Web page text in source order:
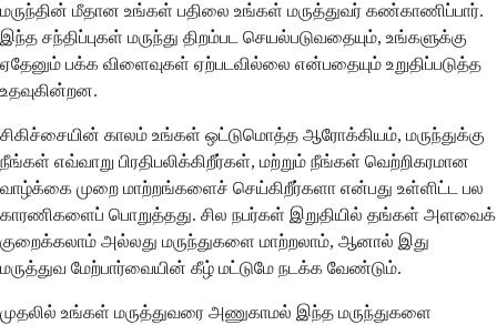
மருந்தின் மீதான உங்கள் பதிலை உங்கள் மருத்துவர் கண்காணிப்பார்.
இந்த சந்திப்புகள் மருந்து திறம்பட செயல்படுவதையும், உங்களுக்கு
ஏதேனும் பக்க விளைவுகள் ஏற்படவில்லை என்பதையும் உறுதிப்படுத்த
உதவுகின்றன.
சிகிச்சையின் காலம் உங்கள் ஒட்டுமொத்த ஆரோக்கியம், மருந்துக்கு
நீங்கள் எவ்வாறு பிரதிபலிக்கிறீர்கள், மற்றும் நீங்கள் வெற்றிகரமான
வாழ்க்கை முறை மாற்றங்களைச் செய்கிறீர்களா என்பது உள்ளிட்ட பல
காரணிகளைப் பொறுத்தது. சில நபர்கள் இறுதியில் தங்கள் அளவைக்
குறைக்கலாம் அல்லது மருந்துகளை மாற்றலாம், ஆனால் இது
மருத்துவ மேற்பார்வையின் கீழ் மட்டுமே நடக்க வேண்டும்.
முதலில் உங்கள் மருத்துவரை அணுகாமல் இந்த மருந்துகளை